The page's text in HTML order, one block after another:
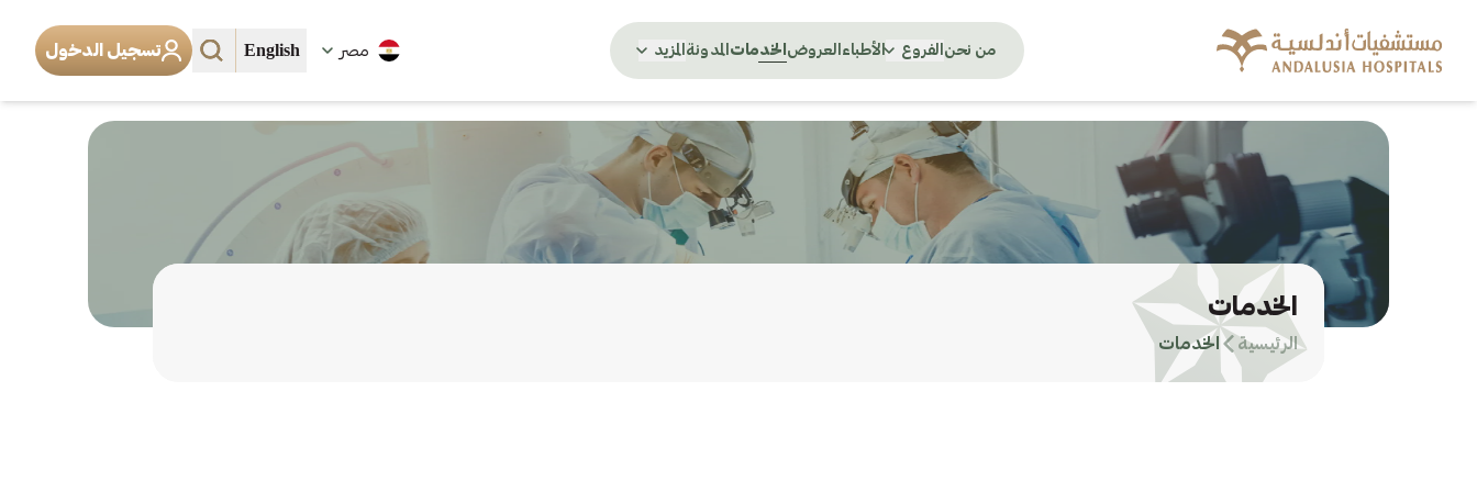
من نحن الفروع الأطباء العروض الخدمات المدونة المزيد مصر English تسجيل الدخول
الخدمات
الرئيسية الخدمات